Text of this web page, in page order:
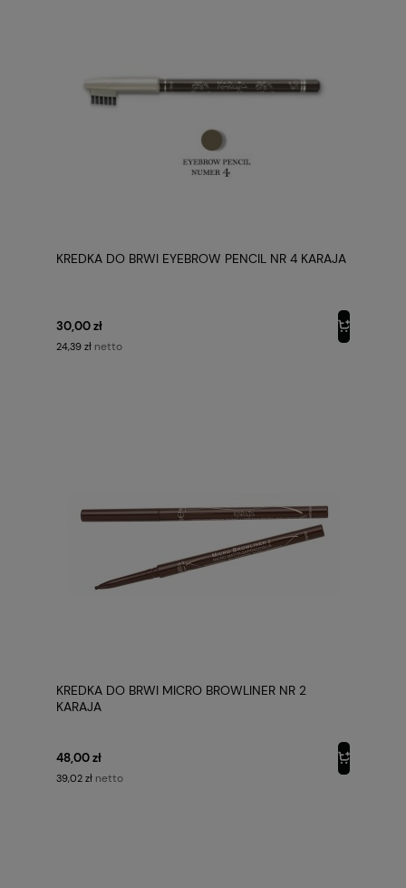
KREDKA DO BRWI EYEBROW PENCIL NR 4 KARAJA
30,00 zł
24,39 zł netto
KREDKA DO BRWI MICRO BROWLINER NR 2
KARAJA
48,00 zł
39,02 zł netto